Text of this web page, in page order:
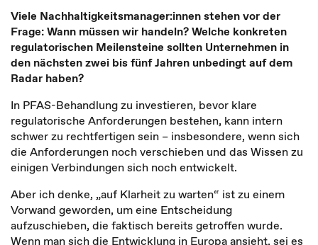
Viele Nachhaltigkeitsmanager:innen stehen vor der
Frage: Wann müssen wir handeln? Welche konkreten
regulatorischen Meilensteine sollten Unternehmen in
den nächsten zwei bis fünf Jahren unbedingt auf dem
Radar haben?
In PFAS-Behandlung zu investieren, bevor klare
regulatorische Anforderungen bestehen, kann intern
schwer zu rechtfertigen sein – insbesondere, wenn sich
die Anforderungen noch verschieben und das Wissen zu
einigen Verbindungen sich noch entwickelt.
Aber ich denke, „auf Klarheit zu warten“ ist zu einem
Vorwand geworden, um eine Entscheidung
aufzuschieben, die faktisch bereits getroffen wurde.
Wenn man sich die Entwicklung in Europa ansieht, sei es